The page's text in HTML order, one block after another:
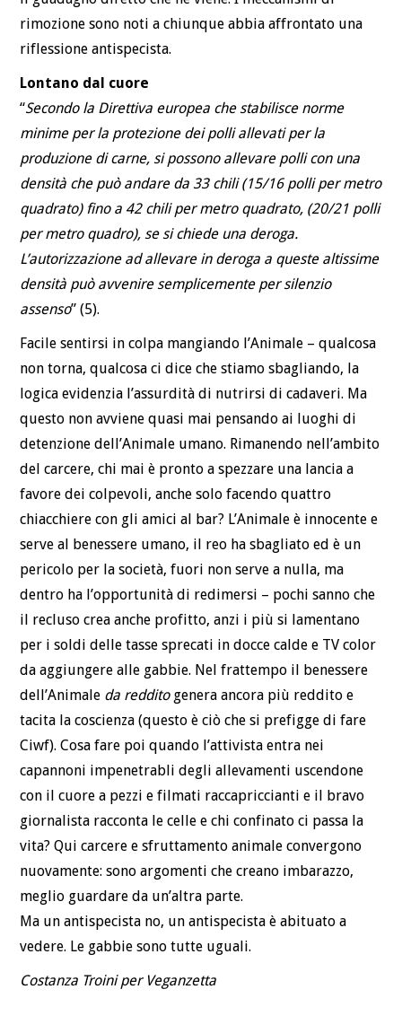
rimozione sono noti a chiunque abbia affrontato una
riflessione antispecista.
Lontano dal cuore
“Secondo la Direttiva europea che stabilisce norme
minime per la protezione dei polli allevati per la
produzione di carne, si possono allevare polli con una
densità che può andare da 33 chili (15/16 polli per metro
quadrato) fino a 42 chili per metro quadrato, (20/21 polli
per metro quadro), se si chiede una deroga.
L’autorizzazione ad allevare in deroga a queste altissime
densità può avvenire semplicemente per silenzio
assenso” (5).
Facile sentirsi in colpa mangiando l’Animale – qualcosa
non torna, qualcosa ci dice che stiamo sbagliando, la
logica evidenzia l’assurdità di nutrirsi di cadaveri. Ma
questo non avviene quasi mai pensando ai luoghi di
detenzione dell’Animale umano. Rimanendo nell’ambito
del carcere, chi mai è pronto a spezzare una lancia a
favore dei colpevoli, anche solo facendo quattro
chiacchiere con gli amici al bar? L’Animale è innocente e
serve al benessere umano, il reo ha sbagliato ed è un
pericolo per la società, fuori non serve a nulla, ma
dentro ha l’opportunità di redimersi – pochi sanno che
il recluso crea anche profitto, anzi i più si lamentano
per i soldi delle tasse sprecati in docce calde e TV color
da aggiungere alle gabbie. Nel frattempo il benessere
dell’Animale da redditogenera ancora più reddito e
tacita la coscienza (questo è ciò che si prefigge di fare
Ciwf). Cosa fare poi quando l’attivista entra nei
capannoni impenetrabli degli allevamenti uscendone
con il cuore a pezzi e filmati raccapriccianti e il bravo
giornalista racconta le celle e chi confinato ci passa la
vita? Qui carcere e sfruttamento animale convergono
nuovamente: sono argomenti che creano imbarazzo,
meglio guardare da un’altra parte.
Ma un antispecista no, un antispecista è abituato a
vedere. Le gabbie sono tutte uguali.
Costanza Troini per Veganzetta